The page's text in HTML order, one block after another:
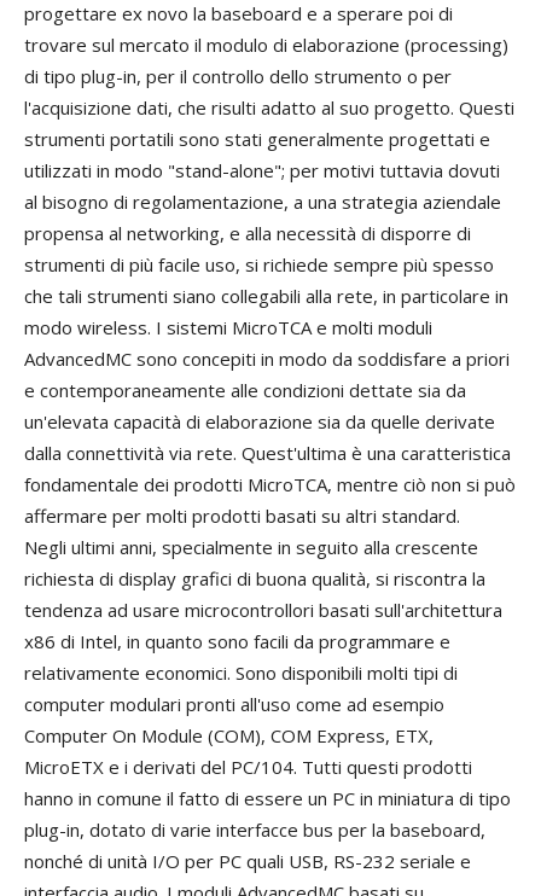
progettare ex novo la baseboard e a sperare poi di
trovare sul mercato il modulo di elaborazione (processing)
di tipo plug-in, per il controllo dello strumento o per
l'acquisizione dati, che risulti adatto al suo progetto. Questi
strumenti portatili sono stati generalmente progettati e
utilizzati in modo "stand-alone"; per motivi tuttavia dovuti
al bisogno di regolamentazione, a una strategia aziendale
propensa al networking, e alla necessità di disporre di
strumenti di più facile uso, si richiede sempre più spesso
che tali strumenti siano collegabili alla rete, in particolare in
modo wireless. I sistemi MicroTCA e molti moduli
AdvancedMC sono concepiti in modo da soddisfare a priori
e contemporaneamente alle condizioni dettate sia da
un'elevata capacità di elaborazione sia da quelle derivate
dalla connettività via rete. Quest'ultima è una caratteristica
fondamentale dei prodotti MicroTCA, mentre ciò non si può
affermare per molti prodotti basati su altri standard.
Negli ultimi anni, specialmente in seguito alla crescente
richiesta di display grafici di buona qualità, si riscontra la
tendenza ad usare microcontrollori basati sull'architettura
x86 di Intel, in quanto sono facili da programmare e
relativamente economici. Sono disponibili molti tipi di
computer modulari pronti all'uso come ad esempio
Computer On Module (COM), COM Express, ETX,
MicroETX e i derivati del PC/104. Tutti questi prodotti
hanno in comune il fatto di essere un PC in miniatura di tipo
plug-in, dotato di varie interfacce bus per la baseboard,
nonché di unità I/O per PC quali USB, RS-232 seriale e